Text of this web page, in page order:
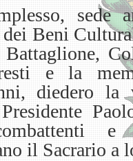
sede
Beni
Battaglione,
e la
diedero
il Sacrario a